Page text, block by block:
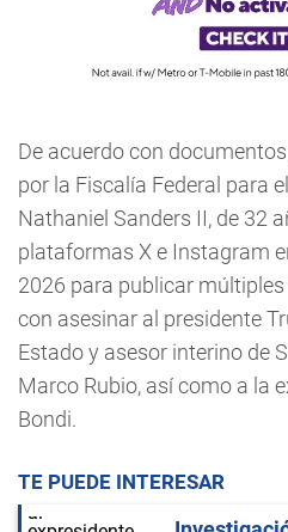
De acuerdo con
por la Fiscalía Federal para
Nathaniel Sanders II, de 32
plataformas X e Instagram
2026 para publicar
con asesinar al presidente
Estado y asesor interino de
Marco Rubio, así como a la
Bondi.
TE PUEDE INTERESAR